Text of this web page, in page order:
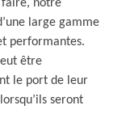
faire, notre
large gamme
performantes.
être
le port de leur
seront